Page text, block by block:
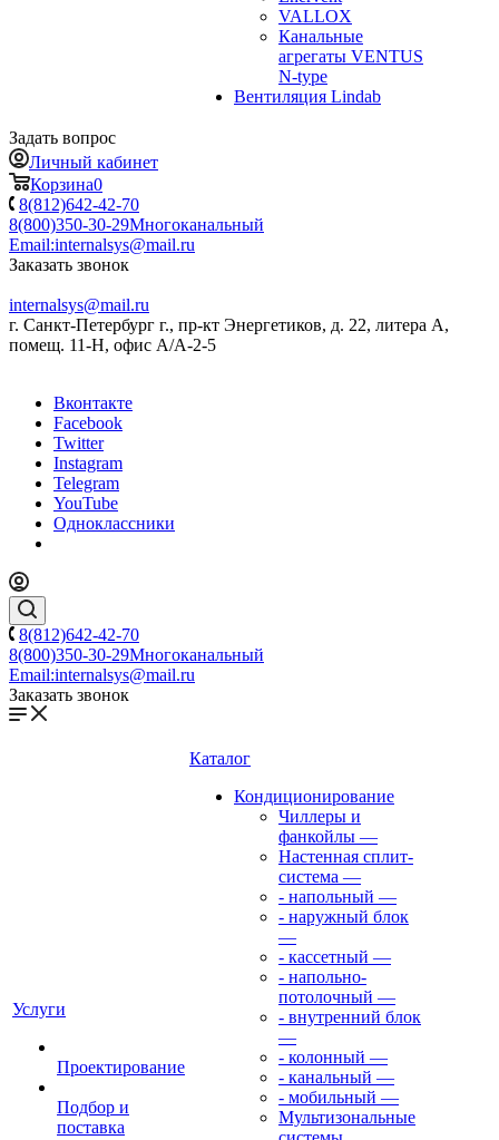
VALLOX
Канальные
агрегаты VENTUS
N-type
Вентиляция Lindab
Задать вопрос
Личный кабинет
Корзина0
8(812)642-42-70
8(800)350-30-29Многоканальный
Email:internalsys@mail.ru
Заказать звонок
internalsys@mail.ru
г. Санкт-Петербург г., пр-кт Энергетиков, д. 22, литера А,
помещ. 11-Н, офис А/А-2-5
Вконтакте
Facebook
Twitter
Instagram
Telegram
YouTube
Одноклассники
8(812)642-42-70
8(800)350-30-29Многоканальный
Email:internalsys@mail.ru
Заказать звонок
Услуги
Проектирование
Подбор и
поставка
Каталог
Кондиционирование
Чиллеры и
фанкойлы —
Настенная сплит-
система —
- напольный —
- наружный блок
—
- кассетный —
- напольно-
потолочный —
- внутренний блок
—
- колонный —
- канальный —
- мобильный —
Мультизональные